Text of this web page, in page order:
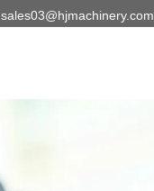
sales03@hjmachinery.com